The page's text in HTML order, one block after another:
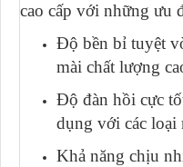
cao cấp với những ưu
Độ bền bỉ tuyệt
mài chất lượng
Độ đàn hồi cực
dụng với các loại
Khả năng chịu